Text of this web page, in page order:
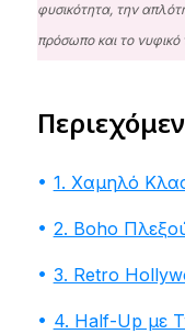
φυσικότητα, την
πρόσωπο και το νυφικό
1. Χαμηλό
2. Boho
3. Retro
4. Half-Up με